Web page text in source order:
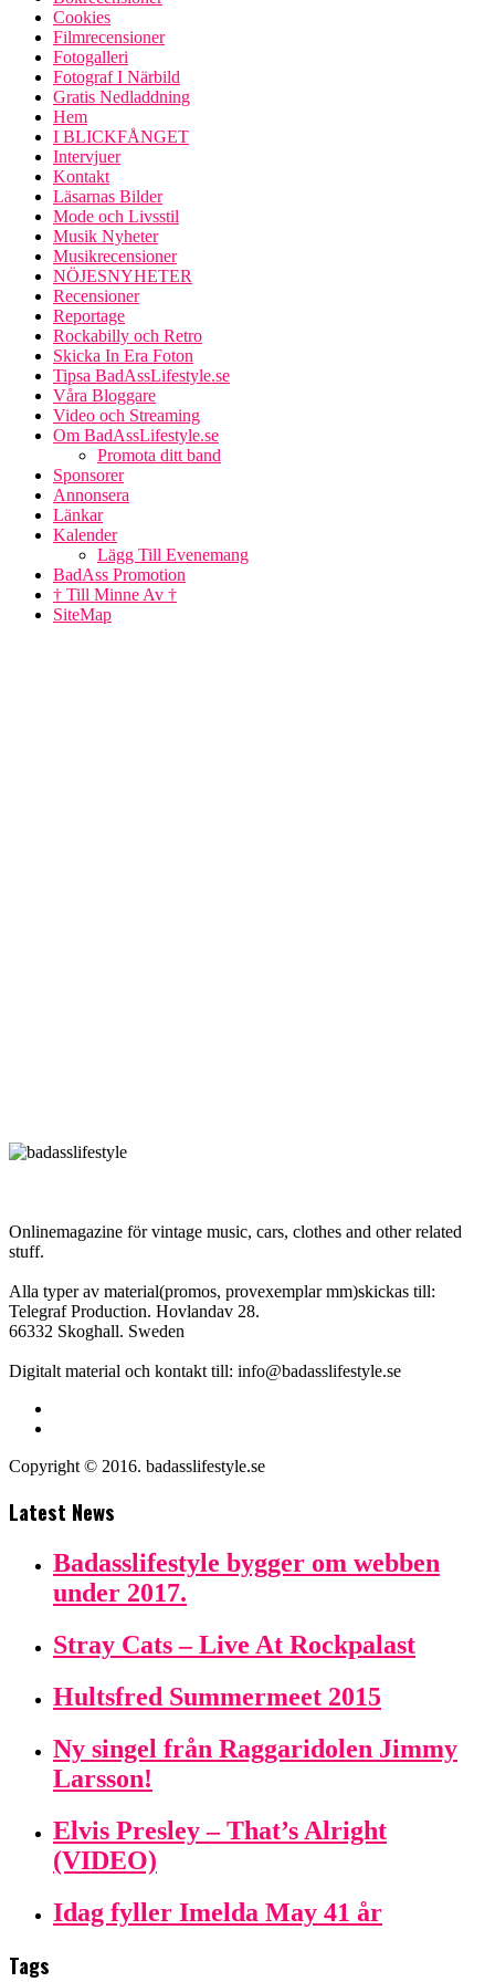
Cookies
Filmrecensioner
Fotogalleri
Fotograf I Närbild
Gratis Nedladdning
Hem
I BLICKFÅNGET
Intervjuer
Kontakt
Läsarnas Bilder
Mode och Livsstil
Musik Nyheter
Musikrecensioner
NÖJESNYHETER
Recensioner
Reportage
Rockabilly och Retro
Skicka In Era Foton
Tipsa BadAssLifestyle.se
Våra Bloggare
Video och Streaming
Om BadAssLifestyle.se
Promota ditt band
Sponsorer
Annonsera
Länkar
Kalender
Lägg Till Evenemang
BadAss Promotion
† Till Minne Av †
SiteMap
Onlinemagazine för vintage music, cars, clothes and other related
stuff.
Alla typer av material(promos, provexemplar mm)skickas till:
Telegraf Production. Hovlandav 28.
66332 Skoghall. Sweden
Digitalt material och kontakt till: info@badasslifestyle.se
Copyright © 2016. badasslifestyle.se
Latest News
Badasslifestyle bygger om webben
under 2017.
Stray Cats – Live At Rockpalast
Hultsfred Summermeet 2015
Ny singel från Raggaridolen Jimmy
Larsson!
Elvis Presley – That’s Alright
(VIDEO)
Idag fyller Imelda May 41 år
Tags